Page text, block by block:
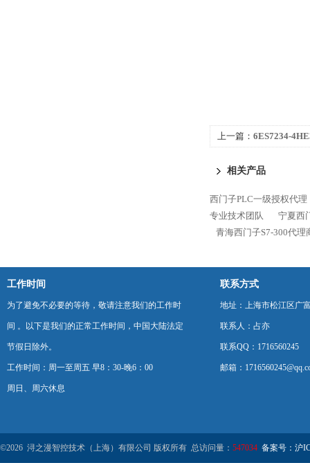
上一篇： 6ES7234-
相关产品
西门子PLC一级授权代理
专业技术团队
宁夏西
青海西门子S7-300代理
工作时间
为了避免不必要的等待，敬请注意我们的工作时
间 。以下是我们的正常工作时间，中国大陆法定
节假日除外。
工作时间：周一至周五 早8：30-晚6：00
周日、周六休息
联系方式
地址：上海市松江区广
联系人：占亦
联系QQ：1716560245
邮箱：
©2026 浔之漫智控技术（上海）有限公司 版权所有 总访问量： 547034 备案号：沪